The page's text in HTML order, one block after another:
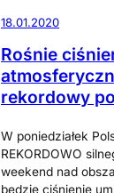
18.01.2020
Rośnie
rekordowy
W poniedziałek
REKORDOWO
weekend nad
będzie ciśnienie